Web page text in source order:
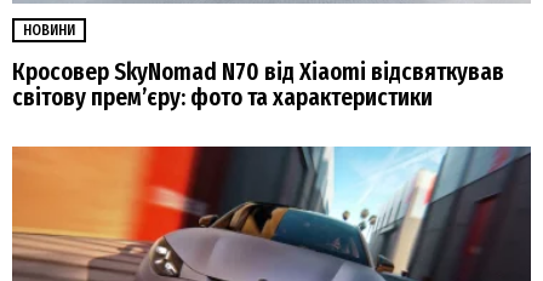
НОВИНИ
Кросовер SkyNomad N70 від Xiaomi відсвяткував
світову прем’єру: фото та характеристики